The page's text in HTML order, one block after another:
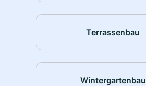
Terrassenbau
Wintergartenbau